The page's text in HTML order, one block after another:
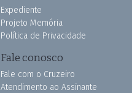
Expediente
Projeto Memória
Política de Privacidade
Fale conosco
Fale com o Cruzeiro
Atendimento ao Assinante